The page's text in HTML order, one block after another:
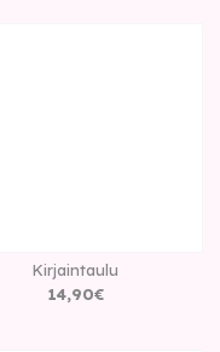
Kirjaintaulu
14,90€